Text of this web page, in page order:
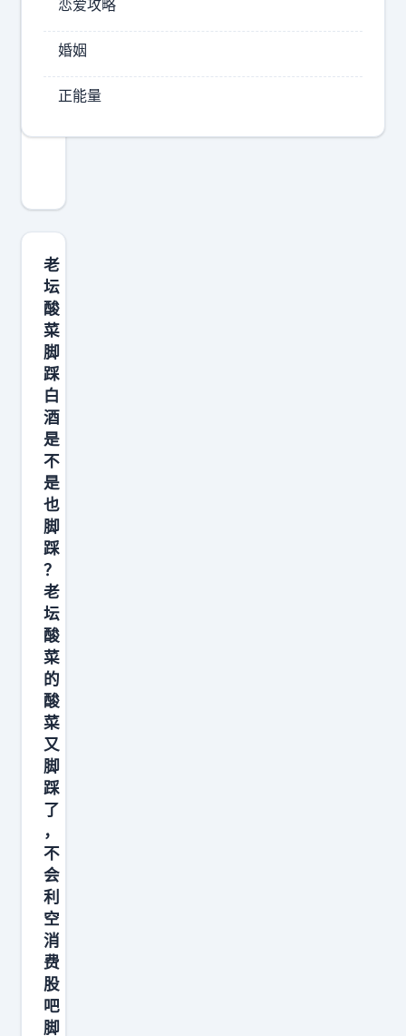
2026-
09
中
学
生
写
差
评
的
方
式
太
隐
晦
了
年
轻
和
尚
：
“
请
问
老
和
尚
，
您
得
道
之
前
，
做
什
么
老
坛
酸
菜
脚
踩
白
酒
是
不
是
也
脚
踩
？
老
坛
酸
菜
的
酸
菜
又
脚
踩
了
，
不
会
利
空
消
费
股
吧
脚
恋爱攻略
婚姻
正能量